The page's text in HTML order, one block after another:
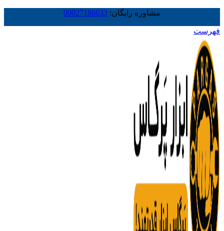
مشاوره رایگان: 09027186633
فهرست